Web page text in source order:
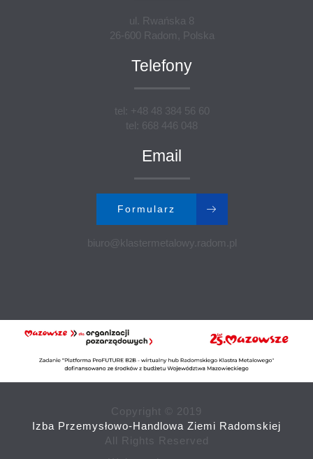
ul. Rwańska 8
26-600 Radom, Polska
Telefony
tel: +48 48 384 56 60
tel: 668 446 048
Email
Formularz
biuro@klastermetalowy.radom.pl
Copyright © 2019
Izba Przemysłowo-Handlowa Ziemi Radomskiej
All Rights Reserved